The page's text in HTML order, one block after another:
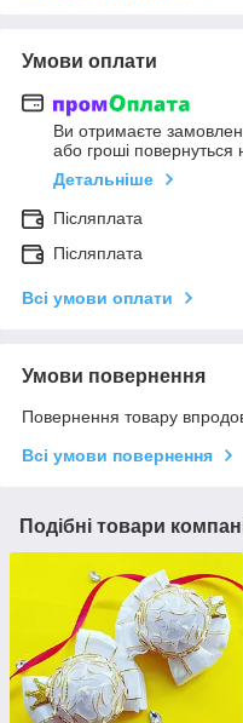
Умови оплати
Ви отримаєте
або гроші повернуться
Детальніше
Післяплата
Післяплата
Всі умови оплати
Умови повернення
Повернення товару
Всі умови повернення
Подібні товари